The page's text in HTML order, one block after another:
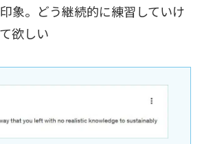
象。どう継続的に練習していけ
欲しい